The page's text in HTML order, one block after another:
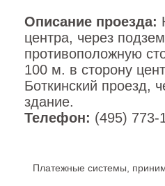
Описание проезда:
центра, через
противоположную
100 м. в сторону
Боткинский проезд,
здание.
Телефон: (495) 773-
Платежные системы,